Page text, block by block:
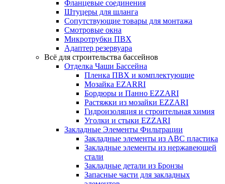
Фланцевые соединения
Штуцеры для шланга
Сопутствующие товары для монтажа
Смотровые окна
Микротрубки ПВХ
Адаптер резервуара
Всё для строительства бассейнов
Отделка Чаши Бассейна
Пленка ПВХ и комплектующие
Мозайка EZARRI
Бордюры и Панно EZZARI
Растяжки из мозайки EZZARI
Гидроизоляция и строительная химия
Уголки и стыки EZZARI
Закладные Элементы Фильтрации
Закладные элементы из ABC пластика
Закладные элементы из нержавеющей
стали
Закладные детали из Бронзы
Запасные части для закладных